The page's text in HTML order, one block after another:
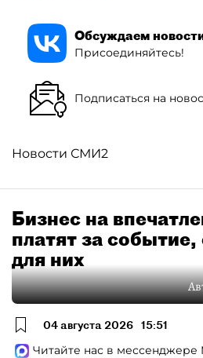
Обсуждаем
Присоединяйтесь!
Подписаться на
Новости СМИ2
Бизнес на
платят за
для них
04 августа 2026 15:51
Читайте нас в мессенджере